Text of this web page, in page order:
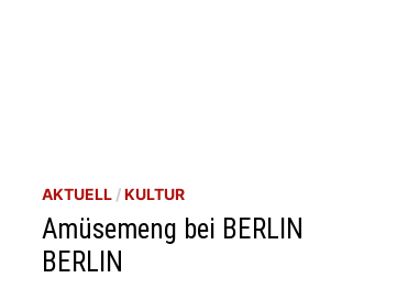
AKTUELL /KULTUR
Amüsemeng bei BERLIN
BERLIN